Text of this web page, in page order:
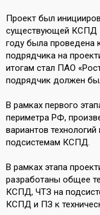
Проект был
существующей КСПД
году была проведена
подрядчика на
итогам стал ПАО
подрядчик должен
В рамках первого
периметра РФ,
вариантов
подсистемам КСПД.
В рамках этапа
разработаны общее
КСПД, ЧТЗ на
КСПД и ПЗ к